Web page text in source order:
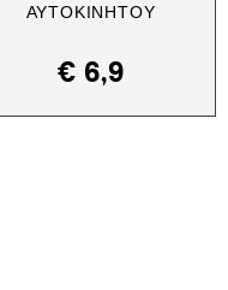
ΑΥΤΟΚΙΝΉΤΟΥ
€ 6,9